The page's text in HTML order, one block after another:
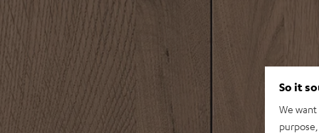
So it
We